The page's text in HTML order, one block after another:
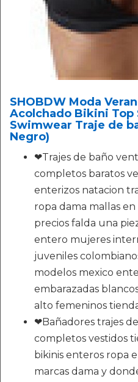
SHOBDW Moda
Acolchado Bikini Top
Swimwear Traje de
Negro)
❤Trajes de baño
completos baratos
enterizos natacion
ropa dama mallas
precios falda una
entero mujeres
juveniles
modelos mexico
embarazadas
alto femeninos
❤Bañadores trajes
completos vestidos
bikinis enteros ropa
marcas dama y